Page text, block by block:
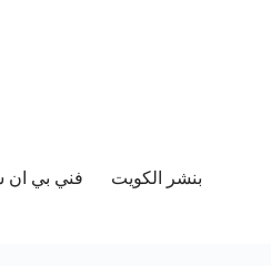
بنشر الكويت فني بي ان